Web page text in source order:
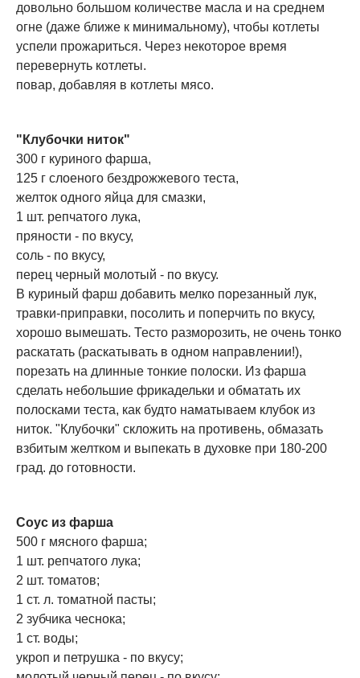
довольно большом количестве масла и на среднем
огне (даже ближе к минимальному), чтобы котлеты
успели прожариться. Через некоторое время
перевернуть котлеты.
повар, добавляя в котлеты мясо.
"Клубочки ниток"
300 г куриного фарша,
125 г слоеного бездрожжевого теста,
желток одного яйца для смазки,
1 шт. репчатого лука,
пряности - по вкусу,
соль - по вкусу,
перец черный молотый - по вкусу.
В куриный фарш добавить мелко порезанный лук,
травки-приправки, посолить и поперчить по вкусу,
хорошо вымешать. Тесто разморозить, не очень тонко
раскатать (раскатывать в одном направлении!),
порезать на длинные тонкие полоски. Из фарша
сделать небольшие фрикадельки и обматать их
полосками теста, как будто наматываем клубок из
ниток. "Клубочки" скложить на противень, обмазать
взбитым желтком и выпекать в духовке при 180-200
град. до готовности.
Соус из фарша
500 г мясного фарша;
1 шт. репчатого лука;
2 шт. томатов;
1 ст. л. томатной пасты;
2 зубчика чеснока;
1 ст. воды;
укроп и петрушка - по вкусу;